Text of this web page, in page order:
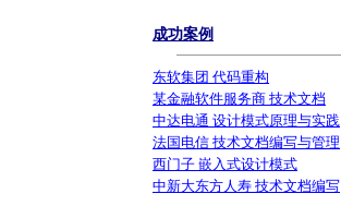
成功案例
东软集团 代码重构
某金融软件服务商 技术文档
中达电通 设计模式原理与实践
法国电信 技术文档编写与管理
西门子 嵌入式设计模式
中新大东方人寿 技术文档编写